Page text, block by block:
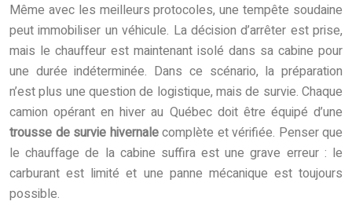
Même avec les meilleurs protocoles, une tempête soudaine
peut immobiliser un véhicule. La décision d’arrêter est prise,
mais le chauffeur est maintenant isolé dans sa cabine pour
une durée indéterminée. Dans ce scénario, la préparation
n’est plus une question de logistique, mais de survie. Chaque
camion opérant en hiver au Québec doit être équipé d’une
trousse de survie hivernalecomplète et vérifiée. Penser que
le chauffage de la cabine suffira est une grave erreur : le
carburant est limité et une panne mécanique est toujours
possible.